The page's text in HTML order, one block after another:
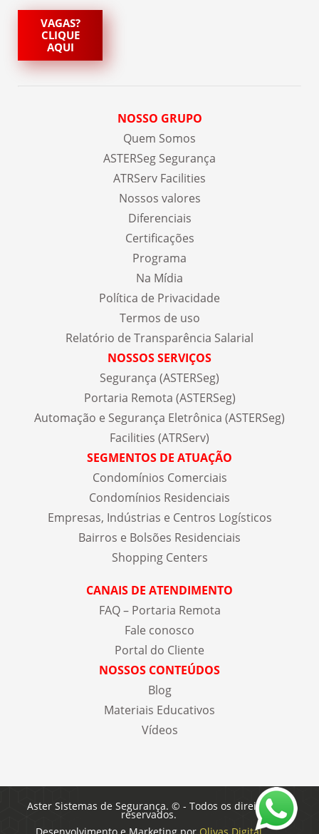
VAGAS?
CLIQUE
AQUI
NOSSO GRUPO
Quem Somos
ASTERSeg Segurança
ATRServ Facilities
Nossos valores
Diferenciais
Certificações
Programa
Na Mídia
Política de Privacidade
Termos de uso
Relatório de Transparência Salarial
NOSSOS SERVIÇOS
Segurança (ASTERSeg)
Portaria Remota (ASTERSeg)
Automação e Segurança Eletrônica (ASTERSeg)
Facilities (ATRServ)
SEGMENTOS DE ATUAÇÃO
Condomínios Comerciais
Condomínios Residenciais
Empresas, Indústrias e Centros Logísticos
Bairros e Bolsões Residenciais
Shopping Centers
CANAIS DE ATENDIMENTO
FAQ – Portaria Remota
Fale conosco
Portal do Cliente
NOSSOS CONTEÚDOS
Blog
Materiais Educativos
Vídeos
Aster Sistemas de Segurança. © - Todos os direitos
reservados.